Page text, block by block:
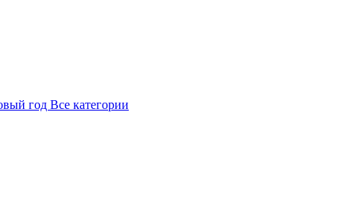
год Все категории